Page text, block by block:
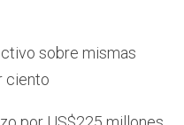
sobre mismas
ciento